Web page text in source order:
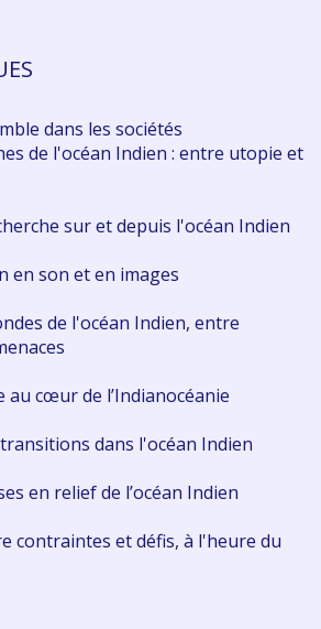
dans les sociétés
de l'océan Indien : entre utopie et
sur et depuis l'océan Indien
en son et en images
de l'océan Indien, entre
au cœur de l’Indianocéanie
dans l'océan Indien
en relief de l’océan Indien
contraintes et défis, à l'heure du